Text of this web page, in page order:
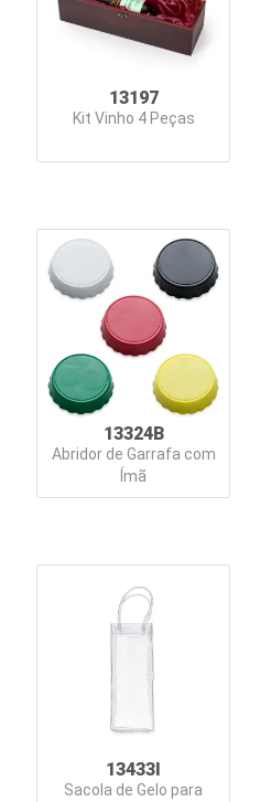
13197
Kit Vinho 4 Peças
13324B
Abridor de Garrafa com
Ímã
13433I
Sacola de Gelo para